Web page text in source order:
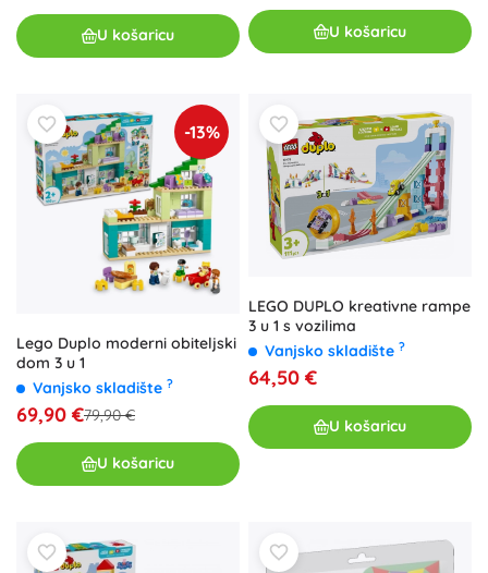
U košaricu U košaricu
-13%
Lego Duplo moderni obiteljski
dom 3 u 1
Vanjsko skladište ?
69,90 €79,90 €
U košaricu
LEGO DUPLO kreativne rampe
3 u 1 s vozilima
Vanjsko skladište ?
64,50 €
U košaricu